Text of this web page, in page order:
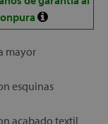
mayor
esquinas
acabado textil